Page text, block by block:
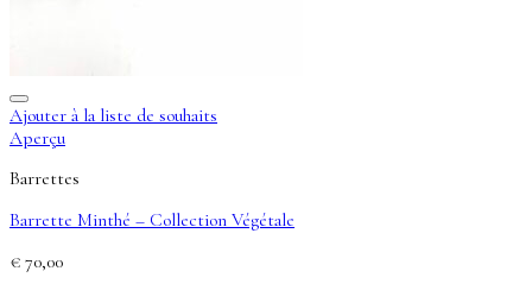
Ajouter à la liste de souhaits
Aperçu
Barrettes
Barrette Minthé – Collection Végétale
€ 70,00